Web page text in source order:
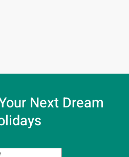
Next Dream